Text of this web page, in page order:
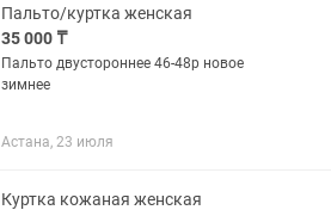
Пальто/куртка женская
35 000 ₸
Пальто двустороннее 46-48р новое
зимнее
Астана, 23 июля
Куртка кожаная женская